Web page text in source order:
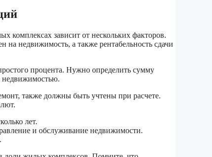
комплексах зависит от нескольких факторов.
недвижимость, а также рентабельность сдачи
процента. Нужно определить сумму
недвижимостью.
также должны быть учтены при расчете.
лет.
и обслуживание недвижимости.